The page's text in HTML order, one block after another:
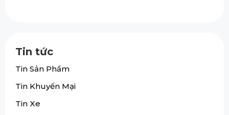
Tin tức
Tin Sản Phẩm
Tin Khuyến Mại
Tin Xe